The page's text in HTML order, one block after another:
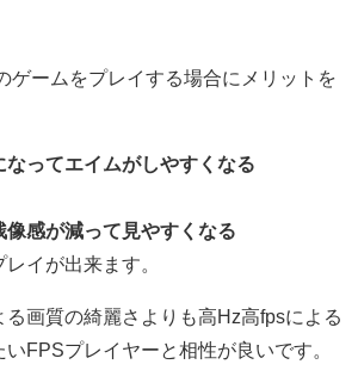
ゲームをプレイする場合にメリットを
ってエイムがしやすくなる
感が減って見やすくなる
イが出来ます。
る画質の綺麗さよりも高Hz高fpsによる
FPSプレイヤーと相性が良いです。